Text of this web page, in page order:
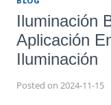
Iluminación
Aplicación
Iluminación
Posted on 2024-11-15